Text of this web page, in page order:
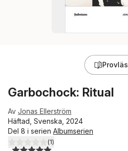
Provläs
Garbochock: Ritual
Av Jonas Ellerström
Häftad, Svenska, 2024
Del 8 i serien Albumserien
5,0utav 5 stjärnor. Totalt antal röster:
(1)